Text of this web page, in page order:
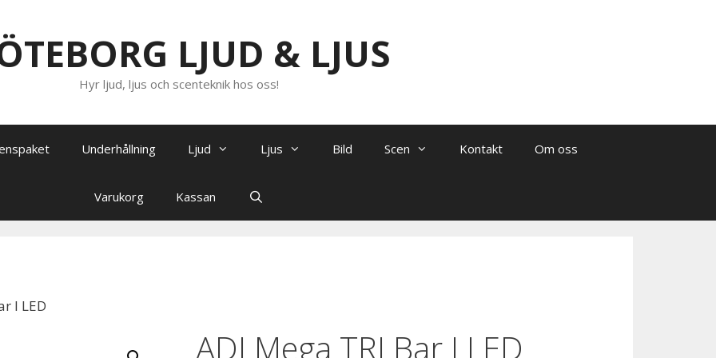
LJUD & LJUS
Hyr ljud, ljus och scenteknik hos oss!
Underhållning Ljud Ljus Bild Scen Kontakt Om oss
Varukorg Kassan
I LED
ADJ Mega TRI Bar I LED